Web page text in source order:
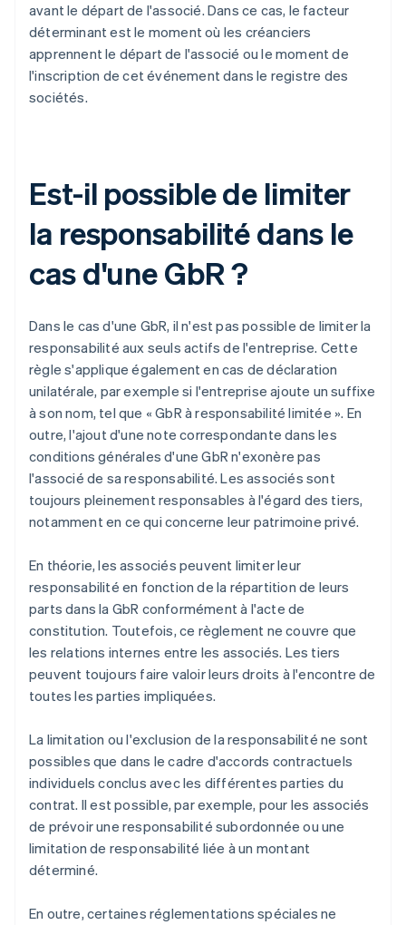
avant le départ de l'associé. Dans ce cas, le facteur
déterminant est le moment où les créanciers
apprennent le départ de l'associé ou le moment de
l'inscription de cet événement dans le registre des
sociétés.
Est-il possible de limiter
la responsabilité dans le
cas d'une GbR ?
Dans le cas d'une GbR, il n'est pas possible de limiter la
responsabilité aux seuls actifs de l'entreprise. Cette
règle s'applique également en cas de déclaration
unilatérale, par exemple si l'entreprise ajoute un suffixe
à son nom, tel que « GbR à responsabilité limitée ». En
outre, l'ajout d'une note correspondante dans les
conditions générales d'une GbR n'exonère pas
l'associé de sa responsabilité. Les associés sont
toujours pleinement responsables à l'égard des tiers,
notamment en ce qui concerne leur patrimoine privé.
En théorie, les associés peuvent limiter leur
responsabilité en fonction de la répartition de leurs
parts dans la GbR conformément à l'acte de
constitution. Toutefois, ce règlement ne couvre que
les relations internes entre les associés. Les tiers
peuvent toujours faire valoir leurs droits à l'encontre de
toutes les parties impliquées.
La limitation ou l'exclusion de la responsabilité ne sont
possibles que dans le cadre d'accords contractuels
individuels conclus avec les différentes parties du
contrat. Il est possible, par exemple, pour les associés
de prévoir une responsabilité subordonnée ou une
limitation de responsabilité liée à un montant
déterminé.
En outre, certaines réglementations spéciales ne